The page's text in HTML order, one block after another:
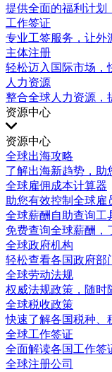
提供全面的福利计划
工作签证
专业工签服务，让外
主体注册
轻松迈入国际市场，
人力资源
整合全球人力资源，
资源中心
资源中心
全球出海攻略
了解出海新趋势，助
全球雇佣成本计算器
助您有效控制全球雇
全球薪酬自助查询工
免费查询全球薪酬，
全球政府机构
轻松查看各国政府部
全球劳动法规
权威法规政策，随时
全球税收政策
快速了解各国税种、
全球工作签证
全面解读各国工作签
全球注册公司